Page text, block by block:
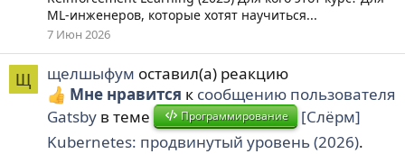
ML-инженеров, которые хотят научиться...
7 Июн 2026
Щ щелшыфум оставил(а) реакцию
Мне нравится к сообщению пользователя
Gatsby в теме Программирование
[Слёрм]
Kubernetes: продвинутый уровень (2026).